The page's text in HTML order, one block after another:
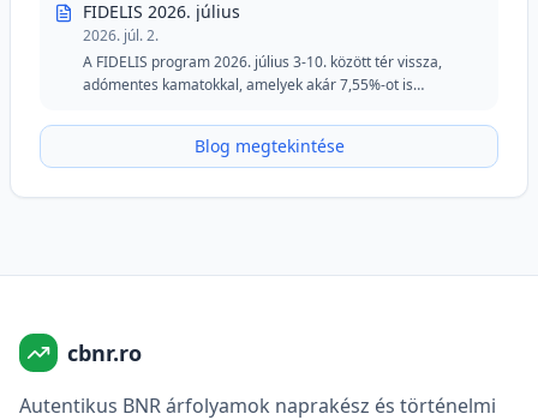
FIDELIS 2026. július
2026. júl. 2.
A FIDELIS program 2026. július 3-10. között tér vissza,
adómentes kamatokkal, amelyek akár 7,55%-ot is
megtartja a speciális részletet a véradók számára lejben, és
továbbra is vonzó lehetőséget kínál azoknak a
hozamokat keresnek.
Blog megtekintése
cbnr.ro
Autentikus BNR árfolyamok naprakész és történelmi